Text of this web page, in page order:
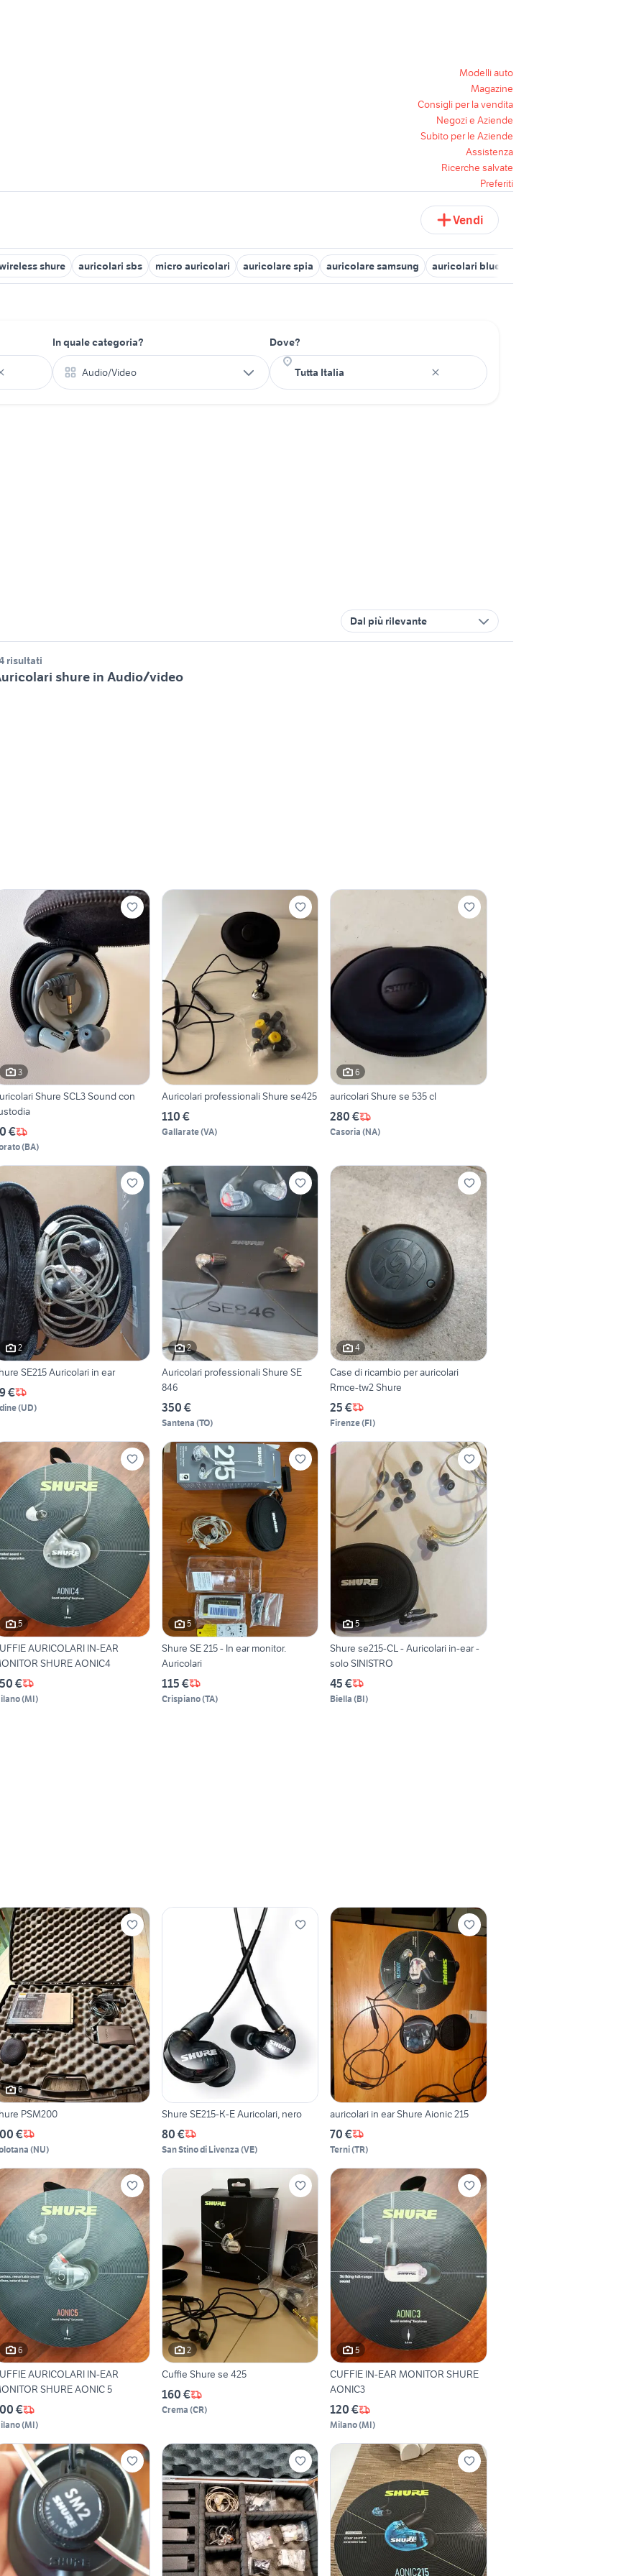
Modelli auto
Magazine
Consigli per la vendita
Negozi e Aziende
Subito per le Aziende
Assistenza
Ricerche salvate
Preferiti
Vendi
shure auricolari sbs micro auricolari auricolare spia auricolare samsung auricolari bluetooth wireless
In quale categoria?
Audio/Video
Dove?
Dal più rilevante
risultati
shure in Audio/video
3
Shure SCL3 Sound con
€
(BA)
Auricolari professionali Shure se425
110 €
Gallarate(VA)
6
auricolari Shure se 535 cl
280 €
Casoria (NA)
2
SE215 Auricolari in ear
€
(UD)
2
Auricolari professionali Shure SE
846
350 €
Santena (TO)
4
Case di ricambio per auricolari
Rmce-tw2 Shure
25 €
Firenze(FI)
5
AURICOLARI IN-EAR
SHURE AONIC4
€
(MI)
5
Shure SE 215 - In ear monitor.
Auricolari
115 €
Crispiano(TA)
5
Shure se215-CL - Auricolari in-ear -
solo SINISTRO
45 €
Biella (BI)
6
PSM200
€
(NU)
Shure SE215-K-E Auricolari, nero
80 €
San Stino di Livenza (VE)
auricolari in ear Shure Aionic 215
70 €
Terni(TR)
6
AURICOLARI IN-EAR
SHURE AONIC 5
€
(MI)
2
Cuffie Shure se 425
160 €
Crema (CR)
5
CUFFIE IN-EAR MONITOR SHURE
AONIC3
120 €
Milano(MI)